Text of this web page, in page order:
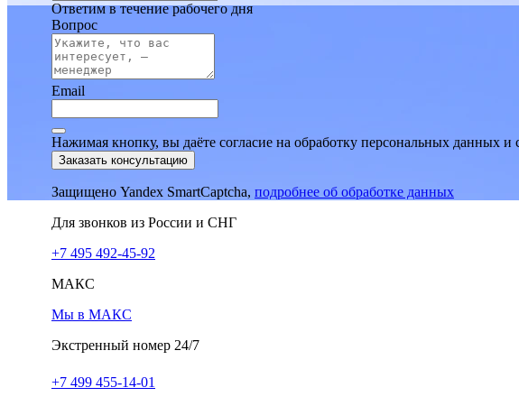
Ответим в течение рабочего дня
Вопрос
Email
Нажимая кнопку, вы даёте согласие на обработку персональных данных и
Заказать консультацию
Защищено Yandex SmartCaptcha, подробнее об обработке данных
Для звонков из России и СНГ
+7 495 492-45-92
МАКС
Мы в МАКС
Экстренный номер 24/7
+7 499 455-14-01